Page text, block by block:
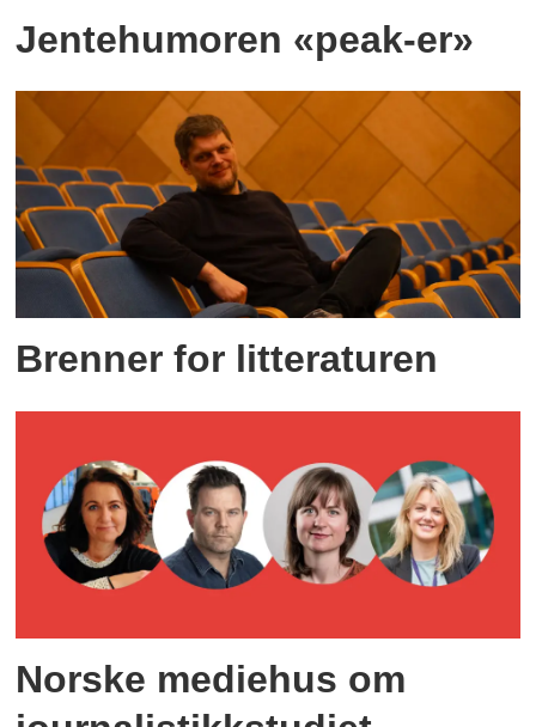
Jentehumoren «peak-er»
Brenner for litteraturen
Norske mediehus om